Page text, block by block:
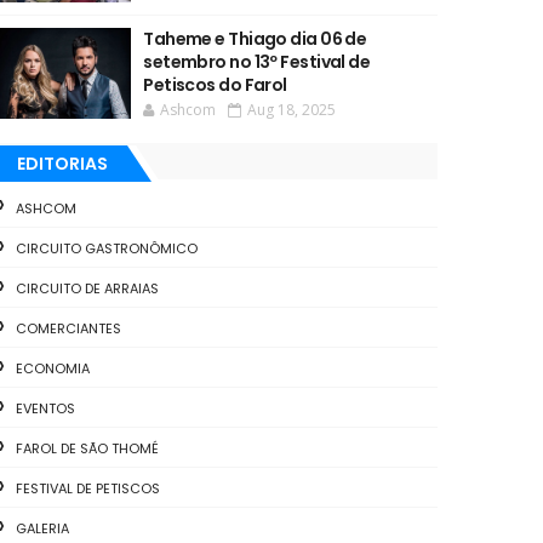
Taheme e Thiago dia 06 de
setembro no 13º Festival de
Petiscos do Farol
Ashcom Aug 18, 2025
EDITORIAS
ASHCOM
CIRCUITO GASTRONÔMICO
CIRCUITO DE ARRAIAS
COMERCIANTES
ECONOMIA
EVENTOS
FAROL DE SÃO THOMÉ
FESTIVAL DE PETISCOS
GALERIA